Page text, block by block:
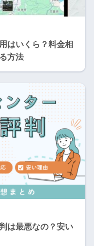
はいくら？料金相
方法
は最悪なの？安い